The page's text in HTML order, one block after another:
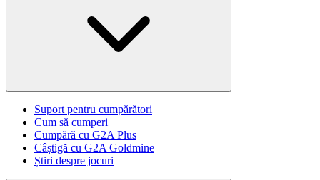
Suport pentru cumpărători
Cum să cumperi
Cumpără cu G2A Plus
Câștigă cu G2A Goldmine
Știri despre jocuri